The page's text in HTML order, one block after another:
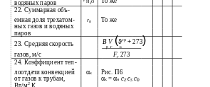
H 2O
водяных паров
22. Суммарная объ-
емная доля трехатом- rn
То же
ных газов и водяных
паров
23. Средняя скорость B V (ϑср +273)
р г к
газов, м/с Fг 273
24. Коэффициент теп-
лоотдачи конвекцией
αк
Рис. П6
от газов к трубам,
αк =αн сZсSсф
2